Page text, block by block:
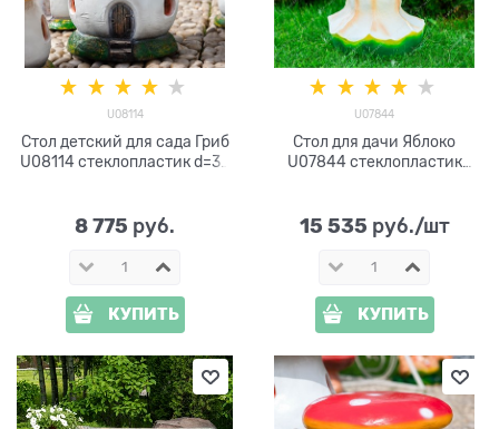
U08114
Стол детский для сада Гриб
U08114 стеклопластик d=35
8 775 руб.
КУПИТЬ
U07844
Стол для дачи Яблоко
U07844 стеклопластик
15 535 руб./шт
КУПИТЬ